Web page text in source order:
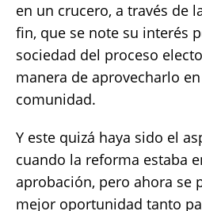
en un crucero, a través de
fin, que se note su interés
sociedad del proceso
manera de aprovecharlo
comunidad.
Y este quizá haya sido el
cuando la reforma estaba
aprobación, pero ahora se
mejor oportunidad tanto